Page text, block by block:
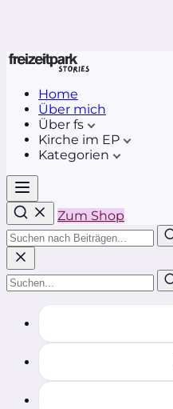
Home
Über mich
Über fs
Kirche im EP
Kategorien
Zum Shop